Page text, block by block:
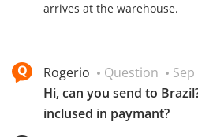
arrives at the warehouse.
Rogerio Question
Hi, can you send to
inclused in paymant?